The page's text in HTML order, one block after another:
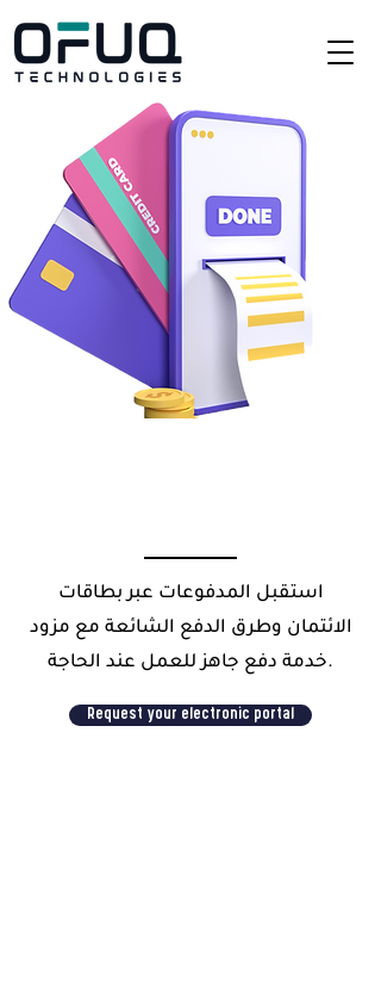
The Importance of Electronic
استقبل المدفوعات عبر بطاقات
الائتمان وطرق الدفع الشائعة مع مزود
خدمة دفع جاهز للعمل عند الحاجة.
Request your electronic portal